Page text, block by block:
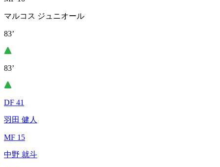
マルコス ジュニオール
83’
83’
DF 41
羽田 健人
MF 15
中野 就斗